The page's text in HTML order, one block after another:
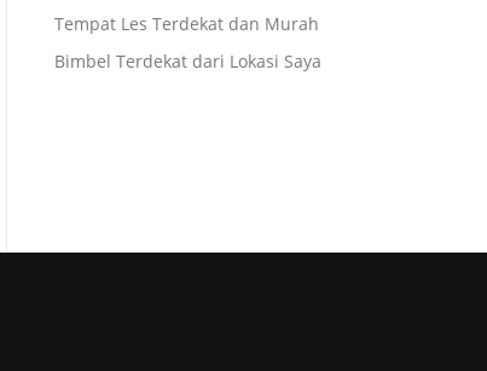
Tempat Les Terdekat dan Murah
Bimbel Terdekat dari Lokasi Saya